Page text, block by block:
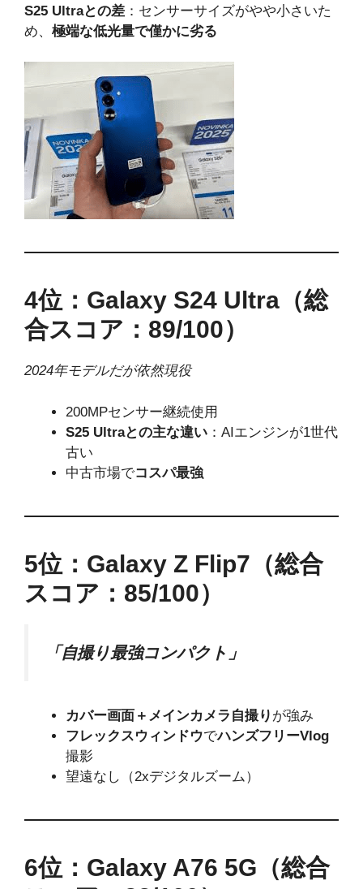
S25 Ultraとの差 ：センサーサイズがやや小さいた
め、 極端な低光量で僅かに劣る
4位：Galaxy S24 Ultra（総
合スコア：89/100）
2024年モデルだが依然現役
200MPセンサー継続使用
S25 Ultraとの主な違い ：AIエンジンが1世代
古い
中古市場でコスパ最強
5位：Galaxy Z Flip7（総合
スコア：85/100）
「自撮り最強コンパクト」
カバー画面＋メインカメラ自撮り が強み
フレックスウィンドウでハンズフリーVlog
撮影
望遠なし（2xデジタルズーム）
6位：Galaxy A76 5G（総合